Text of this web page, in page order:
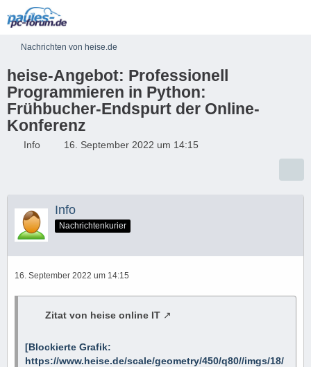
Nachrichten von heise.de
heise-Angebot: Professionell
Programmieren in Python:
Frühbucher-Endspurt der Online-
Konferenz
Info 16. September 2022 um 14:15
Info
Nachrichtenkurier
16. September 2022 um 14:15
Zitat von heise online IT
[Blockierte Grafik:
https://www.heise.de/scale/geometry/450/q80//imgs/18/